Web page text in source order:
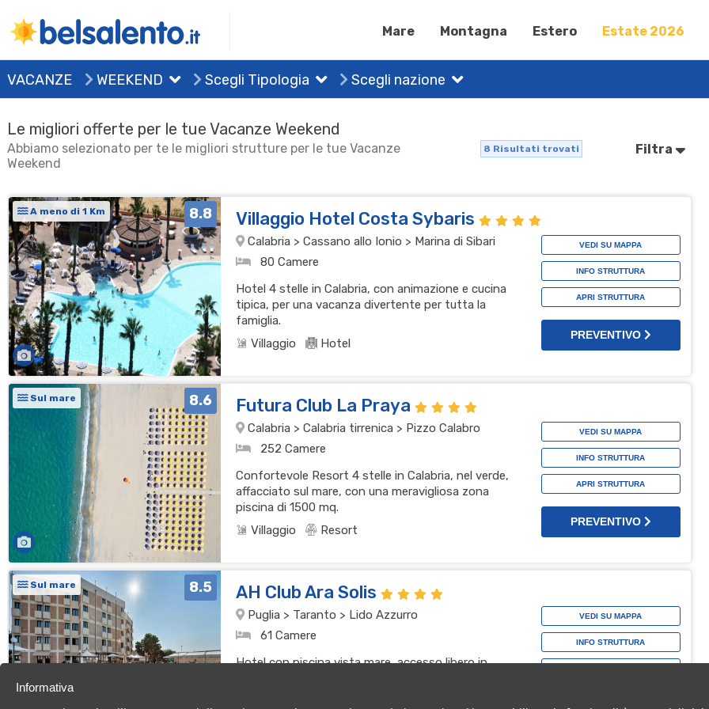
Mare Montagna Estero Estate 2026
VACANZE WEEKEND Scegli Tipologia Scegli nazione
Le migliori offerte per le tue Vacanze Weekend
Abbiamo selezionato per te le migliori strutture per le tue Vacanze
Weekend
8 Risultati trovati Filtra
A meno di 1 Km 8.8 Villaggio Hotel Costa Sybaris
Calabria > Cassano allo Ionio > Marina di Sibari
80 Camere
Hotel 4 stelle in Calabria, con animazione e cucina
tipica, per una vacanza divertente per tutta la
famiglia.
Villaggio
Hotel
VEDI SU MAPPA
INFO STRUTTURA
APRI STRUTTURA
PREVENTIVO
Sul mare 8.6 Futura Club La Praya
Calabria > Calabria tirrenica > Pizzo Calabro
252 Camere
Confortevole Resort 4 stelle in Calabria, nel verde,
affacciato sul mare, con una meravigliosa zona
piscina di 1500 mq.
Villaggio
Resort
VEDI SU MAPPA
INFO STRUTTURA
APRI STRUTTURA
PREVENTIVO
Sul mare 8.5 AH Club Ara Solis
Puglia > Taranto > Lido Azzurro
61 Camere
Hotel con piscina vista mare, accesso libero in
VEDI SU MAPPA
INFO STRUTTURA
PREVENTIVO
Informativa